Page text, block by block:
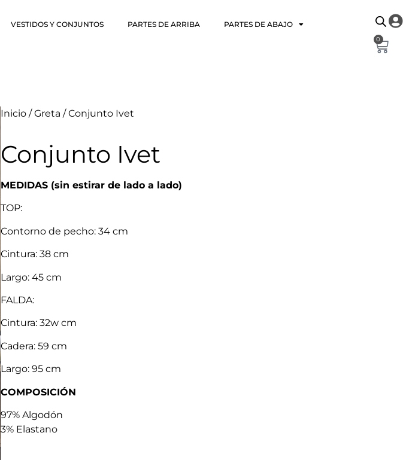
VESTIDOS Y CONJUNTOS PARTES DE ARRIBA PARTES DE ABAJO
0
Inicio /Greta / Conjunto Ivet
Conjunto Ivet
MEDIDAS (sin estirar de lado a lado)
TOP:
Contorno de pecho: 34 cm
Cintura: 38 cm
Largo: 45 cm
FALDA:
Cintura: 32w cm
Cadera: 59 cm
Largo: 95 cm
COMPOSICIÓN
97% Algodón
3% Elastano